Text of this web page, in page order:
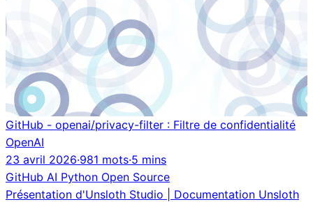
GitHub - openai/privacy-filter : Filtre de confidentialité
OpenAI
23 avril 2026·981 mots·5 mins
GitHub AI Python Open Source
Présentation d'Unsloth Studio | Documentation Unsloth